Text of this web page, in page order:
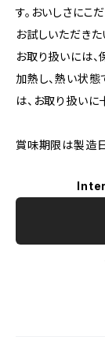
す。おいしさにこ
お試しいただきた
お取り扱いには
加熱し、熱い状態
は、お取り扱いに
賞味期限は製造